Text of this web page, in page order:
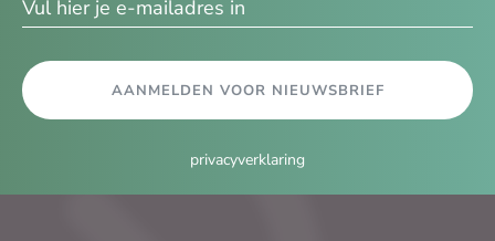
AANMELDEN VOOR NIEUWSBRIEF
privacyverklaring